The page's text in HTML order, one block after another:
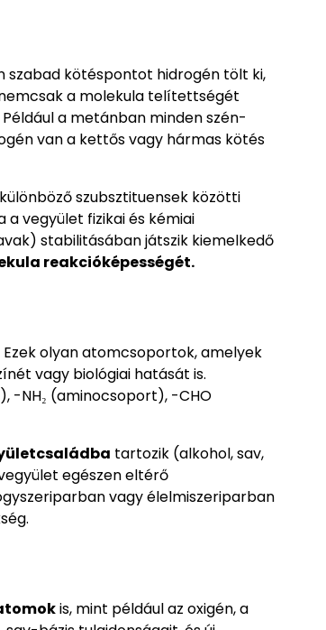
szabad kötéspontot hidrogén tölt ki,
a molekula telítettségét
a metánban minden szén-
van a kettős vagy hármas kötés
szubsztituensek közötti
vegyület fizikai és kémiai
stabilitásában játszik kiemelkedő
reakcióképességét.
Ezek olyan atomcsoportok, amelyek
vagy biológiai hatását is.
-NH₂ (aminocsoport), -CHO
tartozik (alkohol, sav,
egészen eltérő
vagy élelmiszeriparban
is, mint például az oxigén, a